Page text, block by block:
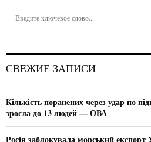
г
ц
и
h
o
r
СВЕЖИЕ ЗАПИСИ
Кількість поранених через удар по
зросла до 13 людей — ОВА
Росія заблокувала морський